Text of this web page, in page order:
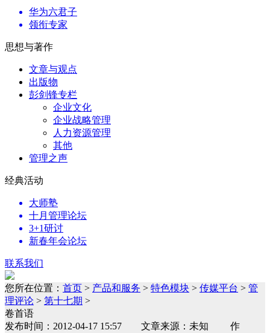
华为六君子
领衔专家
思想与著作
文章与观点
出版物
彭剑锋专栏
企业文化
企业战略管理
人力资源管理
其他
管理之声
经典活动
大师塾
十月管理论坛
3+1研讨
新春年会论坛
联系我们
您所在位置： 首页 > 产品和服务 > 特色模块 > 传媒平台 > 管
理评论 > 第十七期 >
卷首语
发布时间：2012-04-17 15:57 文章来源：未知 作